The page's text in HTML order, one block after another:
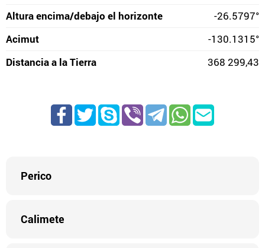
Altura encima/debajo el horizonte
-26.5797°
Acimut
-130.1315°
Distancia a la Tierra
368 299,43
Perico
Calimete